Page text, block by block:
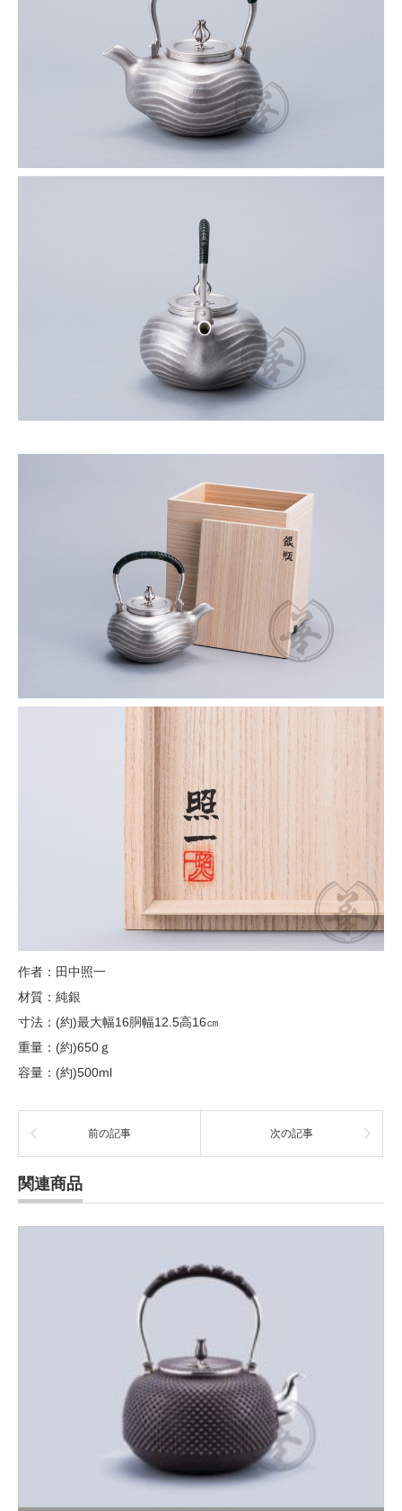
作者：田中照一
材質：純銀
寸法：(約)最大幅16胴幅12.5高16㎝
重量：(約)650ｇ
容量：(約)500ml
前の記事 次の記事
関連商品